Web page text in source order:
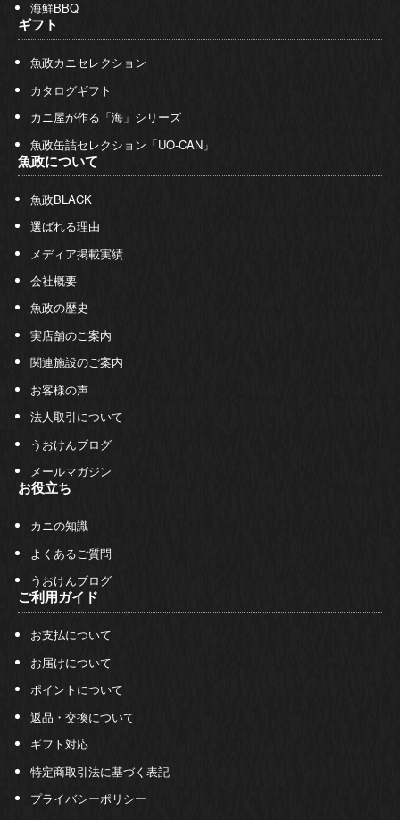
海鮮BBQ
ギフト
魚政カニセレクション
カタログギフト
カニ屋が作る「海」シリーズ
魚政缶詰セレクション「UO-CAN」
魚政について
魚政BLACK
選ばれる理由
メディア掲載実績
会社概要
魚政の歴史
実店舗のご案内
関連施設のご案内
お客様の声
法人取引について
うおけんブログ
メールマガジン
お役立ち
カニの知識
よくあるご質問
うおけんブログ
ご利用ガイド
お支払について
お届けについて
ポイントについて
返品・交換について
ギフト対応
特定商取引法に基づく表記
プライバシーポリシー